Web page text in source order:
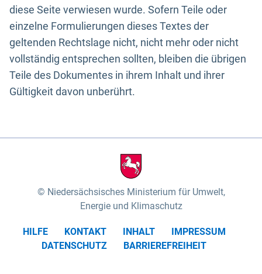
diese Seite verwiesen wurde. Sofern Teile oder
einzelne Formulierungen dieses Textes der
geltenden Rechtslage nicht, nicht mehr oder nicht
vollständig entsprechen sollten, bleiben die übrigen
Teile des Dokumentes in ihrem Inhalt und ihrer
Gültigkeit davon unberührt.
Niedersächsisches Ministerium für Umwelt,
Energie und Klimaschutz
HILFE KONTAKT INHALT
IMPRESSUM
DATENSCHUTZ
BARRIEREFREIHEIT